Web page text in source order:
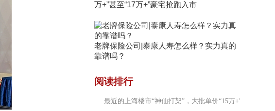
万+”甚至“17万+”豪宅抢跑入市
老牌保险公司|泰康人寿怎么样？实力真的
靠谱吗？
阅读排行
最近的上海楼市“神仙打架”，大批单价“15万+”甚至“17万